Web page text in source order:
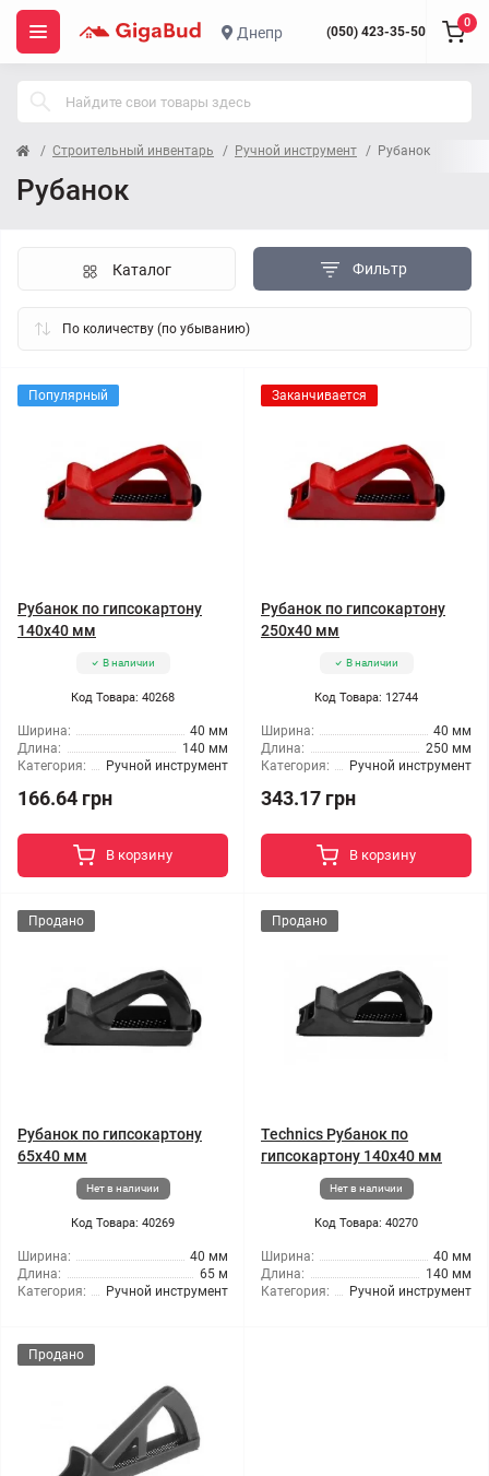
Днепр (050) 423-35-50
0
Строительный инвентарь Ручной инструмент Рубанок
Рубанок
Фильтр
Каталог
Популярный
Рубанок по гипсокартону
140x40 мм
В наличии
Код Товара: 40268
Ширина:
40 мм
Длина:
140 мм
Категория:
Ручной инструмент
166.64 грн
В корзину
Заканчивается
Рубанок по гипсокартону
250x40 мм
В наличии
Код Товара: 12744
Ширина:
40 мм
Длина:
250 мм
Категория:
Ручной инструмент
343.17 грн
В корзину
Продано
Рубанок по гипсокартону
65x40 мм
Нет в наличии
Код Товара: 40269
Ширина:
40 мм
Длина:
65 м
Категория:
Ручной инструмент
Продано
Technics Рубанок по
гипсокартону 140x40 мм
Нет в наличии
Код Товара: 40270
Ширина:
40 мм
Длина:
140 мм
Категория:
Ручной инструмент
Продано